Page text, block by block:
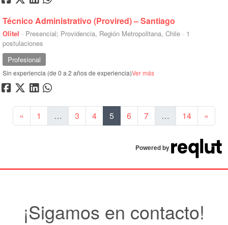
Técnico Administrativo (Provired) – Santiago
Olitel · Presencial; Providencia, Región Metropolitana, Chile · 1
postulaciones
Profesional
Sin experiencia (de 0 a 2 años de experiencia)Ver más
« Anterior
1 … 3 4 5 6 7 … 14 »
Powered by
¡Sigamos en contacto!